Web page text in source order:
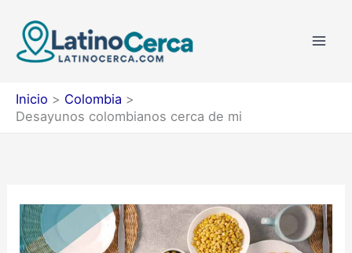
contenido
Inicio
Colombia
Desayunos colombianos cerca de mi